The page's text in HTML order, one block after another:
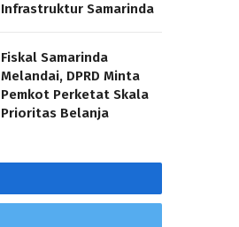
Infrastruktur Samarinda
Fiskal Samarinda
Melandai, DPRD Minta
Pemkot Perketat Skala
Prioritas Belanja